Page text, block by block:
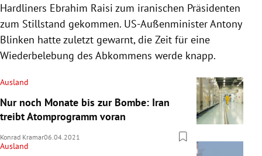
Hardliners Ebrahim Raisi zum iranischen Präsidenten
zum Stillstand gekommen. US-Außenminister Antony
Blinken hatte zuletzt gewarnt, die Zeit für eine
Wiederbelebung des Abkommens werde knapp.
Ausland
Nur noch Monate bis zur Bombe: Iran
treibt Atomprogramm voran
Konrad Kramar06.04.2021
Ausland